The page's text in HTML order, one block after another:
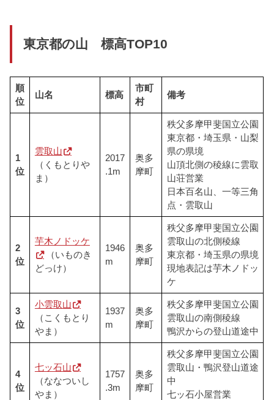
東京都の山 標高TOP10
順
位
山名 標高
市町
村
備考
1
位
雲取山
（くもとりや
ま）
2017
.1m
奥多
摩町
秩父多摩甲斐国立公園
東京都・埼玉県・山梨
県の県境
山頂北側の稜線に雲取
山荘営業
日本百名山、一等三角
点・雲取山
2
位
芋木ノドッケ
（いものき
どっけ）
1946
m
奥多
摩町
秩父多摩甲斐国立公園
雲取山の北側稜線
東京都・埼玉県の県境
現地表記は芋木ノドッ
ケ
3
位
小雲取山
（こくもとり
やま）
1937
m
奥多
摩町
秩父多摩甲斐国立公園
雲取山の南側稜線
鴨沢からの登山道途中
4
位
七ッ石山
（ななついし
やま）
1757
.3m
奥多
摩町
秩父多摩甲斐国立公園
雲取山・鴨沢登山道途
中
七ッ石小屋営業